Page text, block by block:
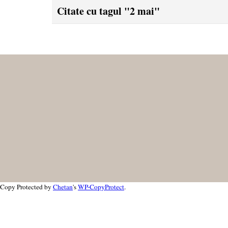
Citate cu tagul "2 mai"
Copy Protected by Chetan'sWP-CopyProtect.